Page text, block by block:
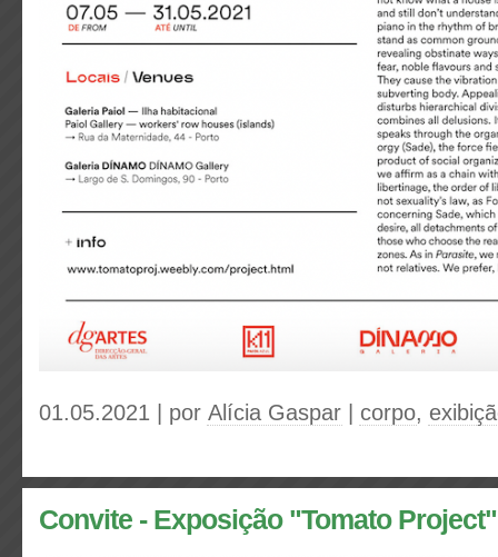
01.05.2021 | por Alícia Gaspar corpo,
Convite - Exposição "Tomato Project"